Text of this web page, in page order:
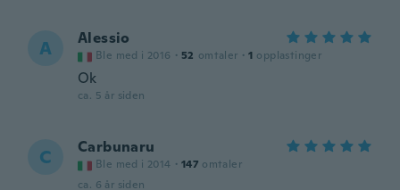
A Alessio
Ble med i 2016 · 52 omtaler · 1 opplastinger
Ok
ca. 5 år siden
C Carbunaru
Ble med i 2014 · 147 omtaler
ca. 6 år siden